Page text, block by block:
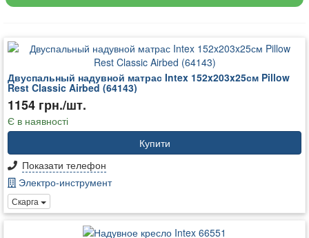
Двуспальный надувной матрас Intex 152x203x25см Pillow
Rest Classic Airbed (64143)
1154 грн./шт.
Є в наявності
Купити
Показати телефон
Электро-инструмент
Скарга